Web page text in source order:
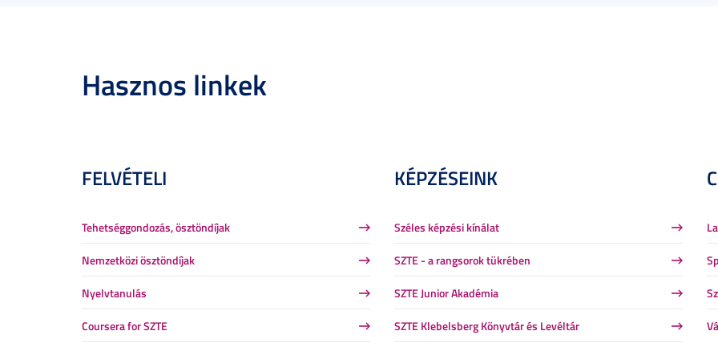
Hasznos linkek
FELVÉTELI
Tehetséggondozás, ösztöndíjak
Nemzetközi ösztöndíjak
Nyelvtanulás
Coursera for SZTE
KÉPZÉSEINK
Széles képzési kínálat
SZTE - a rangsorok tükrében
SZTE Junior Akadémia
SZTE Klebelsberg Könyvtár és Levéltár